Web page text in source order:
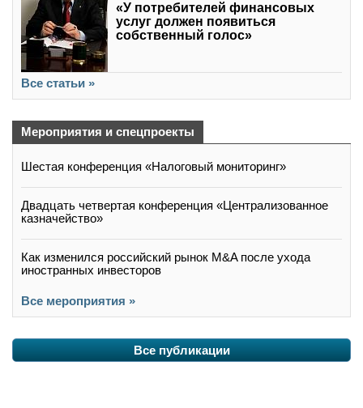
«У потребителей финансовых
услуг должен появиться
собственный голос»
Все статьи »
Мероприятия и спецпроекты
Шестая конференция «Налоговый мониторинг»
Двадцать четвертая конференция «Централизованное
казначейство»
Как изменился российский рынок M&A после ухода
иностранных инвесторов
Все мероприятия »
Все публикации